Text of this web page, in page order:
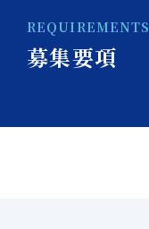
REQUIREMENTS
募集要項